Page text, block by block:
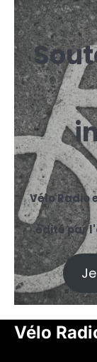
Vélo Radio
édité par
Vélo